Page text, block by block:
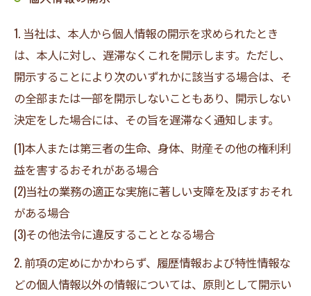
1. 当社は、本人から個人情報の開示を求められたとき
は、本人に対し、遅滞なくこれを開示します。ただし、
開示することにより次のいずれかに該当する場合は、そ
の全部または一部を開示しないこともあり、開示しない
決定をした場合には、その旨を遅滞なく通知します。
(1)本人または第三者の生命、身体、財産その他の権利利
益を害するおそれがある場合
(2)当社の業務の適正な実施に著しい支障を及ぼすおそれ
がある場合
(3)その他法令に違反することとなる場合
2. 前項の定めにかかわらず、履歴情報および特性情報な
どの個人情報以外の情報については、原則として開示い